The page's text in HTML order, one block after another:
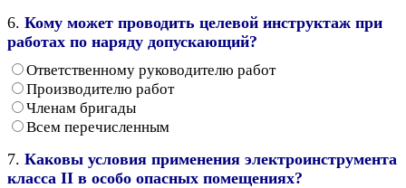
6. Кому может проводить целевой инструктаж при
работах по наряду допускающий?
Ответственному руководителю работ
Производителю работ
Членам бригады
Всем перечисленным
7. Каковы условия применения электроинструмента
класса II в особо опасных помещениях?